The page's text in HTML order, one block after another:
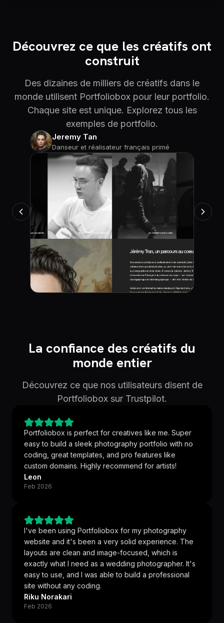
Découvrez ce que les créatifs ont
construit
Des dizaines de milliers de créatifs dans le
monde utilisent Portfoliobox pour leur portfolio.
Chaque site est unique. Explorez tous les
exemples de portfolio.
Jeremy Tan
Danseur et réalisateur français primé
La confiance des créatifs du
monde entier
Découvrez ce que nos utilisateurs disent de
Portfoliobox sur Trustpilot.
Portfoliobox is perfect for creatives like me. Super
easy to build a sleek photography portfolio with no
coding, great templates, and pro features like
custom domains. Highly recommend for artists!
Leon
Feb 2026
I've been using Portfoliobox for my photography
website and it's been a very solid experience. The
layouts are clean and image-focused, which is
exactly what I need as a wedding photographer. It's
easy to use, and I was able to build a professional
site without any coding.
Riku Norakari
Feb 2026